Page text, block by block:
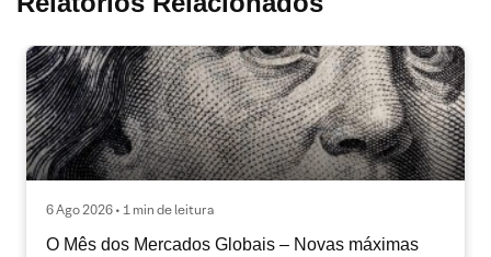
6 Ago 2026 • 1 min de leitura
O Mês dos Mercados Globais – Novas máximas